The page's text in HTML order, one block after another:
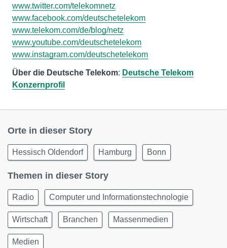
www.twitter.com/telekomnetz
www.facebook.com/deutschetelekom
www.telekom.com/de/blog/netz
www.youtube.com/deutschetelekom
www.instagram.com/deutschetelekom
Über die Deutsche Telekom: Deutsche Telekom
Konzernprofil
Orte in dieser Story
Hessisch Oldendorf Hamburg Bonn
Themen in dieser Story
Radio Computer und Informationstechnologie
Wirtschaft Branchen Massenmedien
Medien